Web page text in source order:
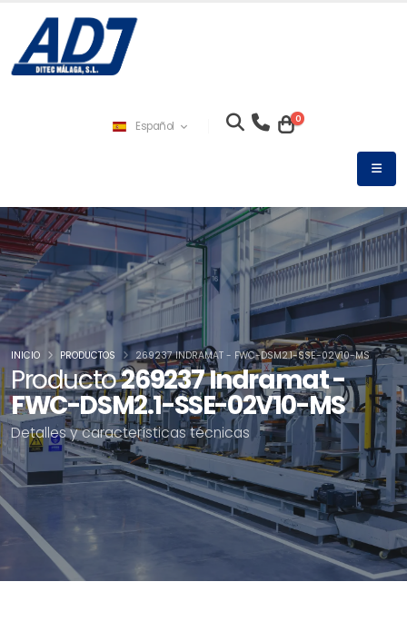
Español 0
Producto269237 Indramat -
FWC-DSM2.1-SSE-02V10-MS
Detalles y características técnicas
INICIO PRODUCTOS 269237 INDRAMAT - FWC-DSM2.1-SSE-02V10-MS